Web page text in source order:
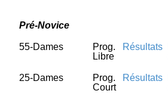
Pré-Novice
55-Dames
Prog.
Libre
Résultats
25-Dames
Prog.
Court
Résultats